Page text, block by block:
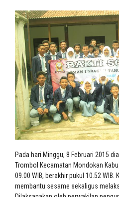
Pada hari Minggu, 8 Februari 2015
Trombol Kecamatan Mondokan
09.00 WIB, berakhir pukul 10.52
membantu sesame sekaligus